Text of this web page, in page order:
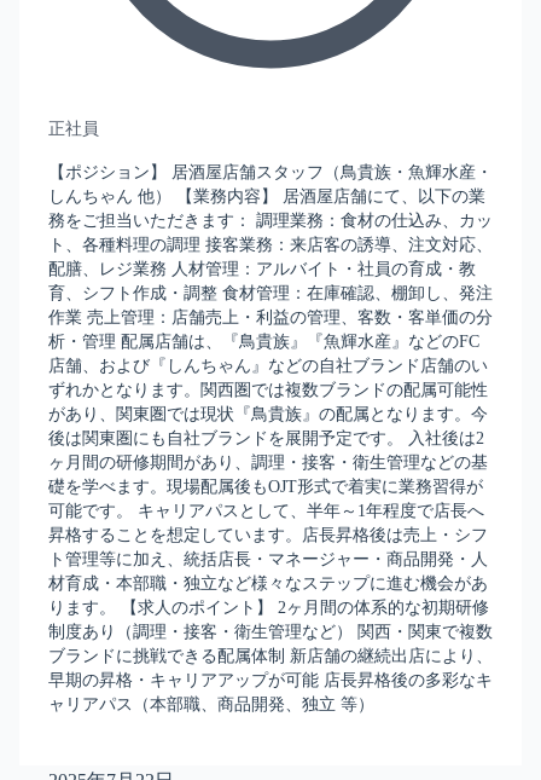
正社員
【ポジション】 居酒屋店舗スタッフ（鳥貴族・魚輝水産・
しんちゃん 他） 【業務内容】 居酒屋店舗にて、以下の業
務をご担当いただきます： 調理業務：食材の仕込み、カッ
ト、各種料理の調理 接客業務：来店客の誘導、注文対応、
配膳、レジ業務 人材管理：アルバイト・社員の育成・教
育、シフト作成・調整 食材管理：在庫確認、棚卸し、発注
作業 売上管理：店舗売上・利益の管理、客数・客単価の分
析・管理 配属店舗は、『鳥貴族』『魚輝水産』などのFC
店舗、および『しんちゃん』などの自社ブランド店舗のい
ずれかとなります。関西圏では複数ブランドの配属可能性
があり、関東圏では現状『鳥貴族』の配属となります。今
後は関東圏にも自社ブランドを展開予定です。 入社後は2
ヶ月間の研修期間があり、調理・接客・衛生管理などの基
礎を学べます。現場配属後もOJT形式で着実に業務習得が
可能です。 キャリアパスとして、半年～1年程度で店長へ
昇格することを想定しています。店長昇格後は売上・シフ
ト管理等に加え、統括店長・マネージャー・商品開発・人
材育成・本部職・独立など様々なステップに進む機会があ
ります。 【求人のポイント】 2ヶ月間の体系的な初期研修
制度あり（調理・接客・衛生管理など） 関西・関東で複数
ブランドに挑戦できる配属体制 新店舗の継続出店により、
早期の昇格・キャリアアップが可能 店長昇格後の多彩なキ
ャリアパス（本部職、商品開発、独立 等）